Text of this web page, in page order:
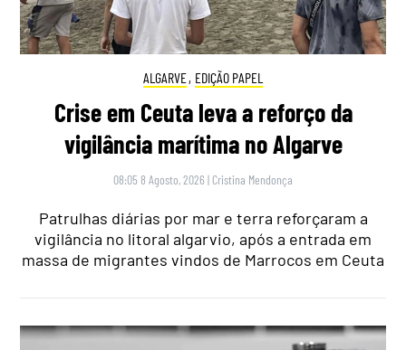
ALGARVE, EDIÇÃO PAPEL
Crise em Ceuta leva a reforço da
vigilância marítima no Algarve
08:05 8 Agosto, 2026 | Cristina Mendonça
Patrulhas diárias por mar e terra reforçaram a
vigilância no litoral algarvio, após a entrada em
massa de migrantes vindos de Marrocos em Ceuta